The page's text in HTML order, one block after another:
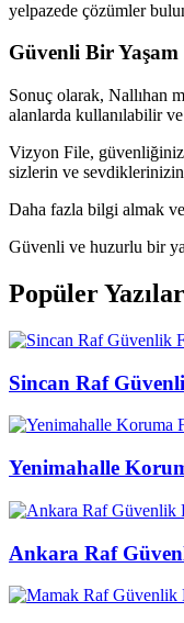
yelpazede çözümler
Güvenli Bir
Sonuç olarak, Nallıhan
alanlarda kullanılabilir
Vizyon File,
sizlerin ve sevdiklerinizin
Daha fazla bilgi almak
Güvenli ve huzurlu bir
Popüler Yazılar
Sincan Raf
Yenimahalle
Ankara Raf